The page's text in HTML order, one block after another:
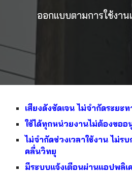
ออกแบบตามการใช้งา
เสียงดังชัดเจน ไม่จำกัดระยะ
ใช้ได้ทุกหน่วยงานไม่ต้องขอ
ไม่จำกัดช่วงเวลาใช้งาน ไม่ร
คลื่นวิทยุ
มีระบบแจ้งเตือนผ่านแอปพลิเ